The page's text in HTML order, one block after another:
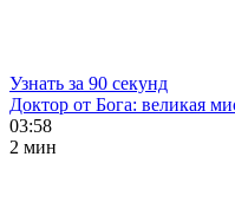
Узнать за 90 секунд
Доктор от Бога: великая
03:58
2 мин